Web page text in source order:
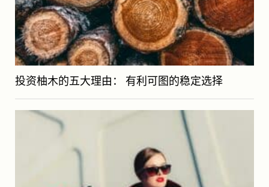
投资柚木的五大理由： 有利可图的稳定选择